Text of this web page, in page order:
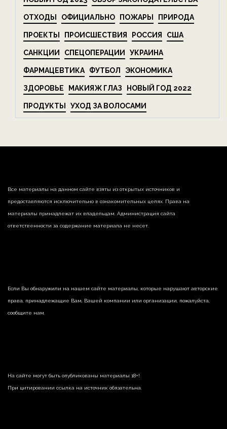
ОТХОДЫ ОФИЦИАЛЬНО ПОЖАРЫ ПРИРОДА
ПРОЕКТЫ ПРОИСШЕСТВИЯ РОССИЯ США
САНКЦИИ СПЕЦОПЕРАЦИИ УКРАИНА
ФАРМАЦЕВТИКА ФУТБОЛ ЭКОНОМИКА
ЗДОРОВЬЕ МАКИЯЖ ГЛАЗ НОВЫЙ ГОД 2022
ПРОДУКТЫ УХОД ЗА ВОЛОСАМИ
Все материалы на данном сайте взяты из открытых источников и
предоставляются исключительно в ознакомительных целях. Права на
материалы принадлежат их владельцам. Администрация сайта
ответственности за содержание материала не несет.
Если Вы обнаружили на нашем сайте материалы, которые нарушают авторские
права, принадлежащие Вам, Вашей компании или организации, пожалуйста,
сообщите нам.
На сайте могут быть опубликованы материалы 18+!
При цитировании ссылка на источник обязательна.